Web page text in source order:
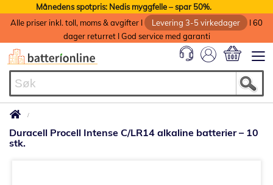
Månedens spotpris: Nedis myggfelle – spar 50%.
Alle priser inkl. toll, moms & avgifter I
Levering 3-5 virkedager
I 60
dager returret I God service med garanti
Duracell Procell Intense C/LR14 alkaline batterier – 10
stk.